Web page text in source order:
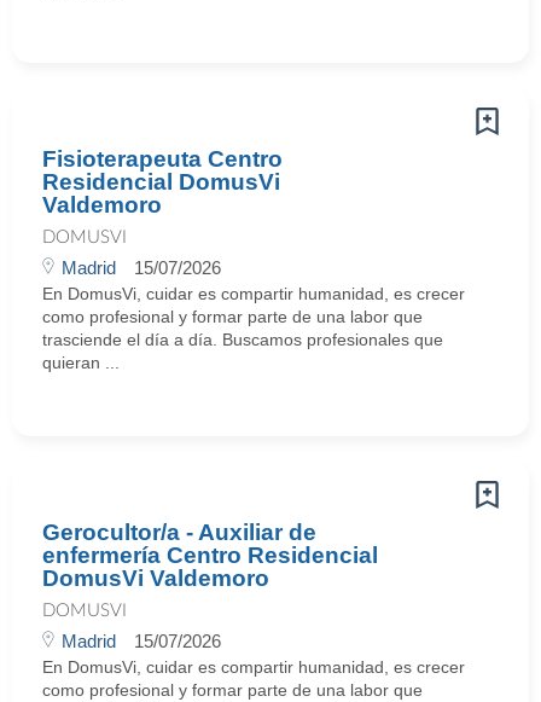
Fisioterapeuta Centro
Residencial DomusVi
Valdemoro
DOMUSVI
Madrid 15/07/2026
En DomusVi, cuidar es compartir humanidad, es crecer
como profesional y formar parte de una labor que
trasciende el día a día. Buscamos profesionales que
quieran ...
Gerocultor/a - Auxiliar de
enfermería Centro Residencial
DomusVi Valdemoro
DOMUSVI
Madrid 15/07/2026
En DomusVi, cuidar es compartir humanidad, es crecer
como profesional y formar parte de una labor que